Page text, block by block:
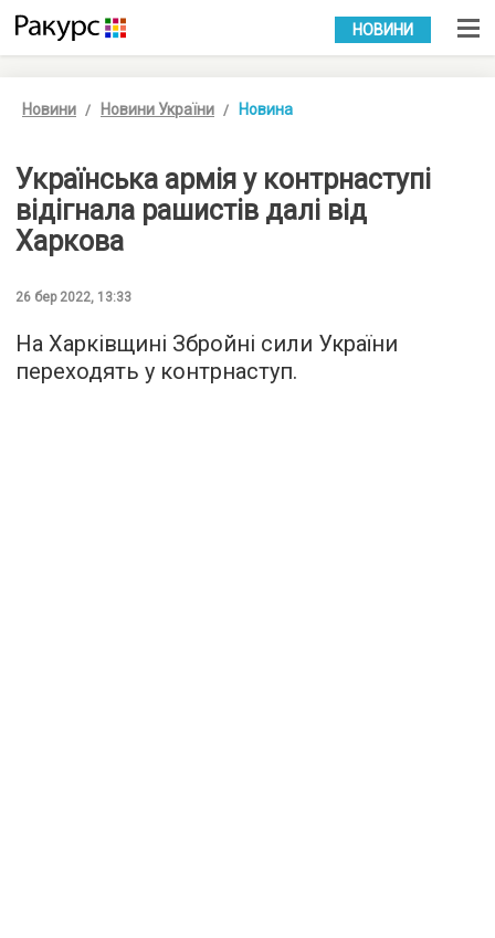
УКР РУС
НОВИНИ
Новини Новини України Новина
Українська армія у контрнаступі
відігнала рашистів далі від
Харкова
26 бер 2022, 13:33
На Харківщині Збройні сили України
переходять у контрнаступ.